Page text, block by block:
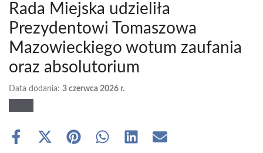
Rada Miejska udzieliła
Prezydentowi Tomaszowa
Mazowieckiego wotum zaufania
oraz absolutorium
Data dodania: 3 czerwca 2026 r.
Share
Share Share Share Share Share